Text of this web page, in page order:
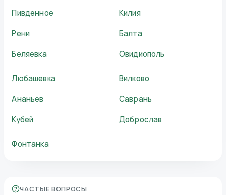
Пивденное
Килия
Рени
Балта
Беляевка
Овидиополь
Любашевка
Вилково
Ананьев
Саврань
Кубей
Доброслав
Фонтанка
ЧАСТЫЕ ВОПРОСЫ